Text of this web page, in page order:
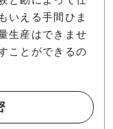
いえる手間ひま
生産はできませ
ことができるの